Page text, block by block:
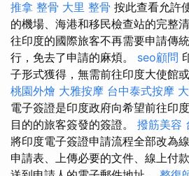
推拿 整骨 大里 整骨 按此查看允許
的機場、海港和移民檢查站的完整
往印度的國際旅客不再需要申請傳
行，免去了申請的麻煩。 seo顧問
子形式獲得，無需前往印度大使館
桃園外燴 大雅按摩 台中泰式按摩
電子簽證是印度政府向希望前往印
目的的旅客簽發的簽證。 撥筋美容
將印度電子簽證申請流程全部改為
申請表、上傳必要的文件、線上付